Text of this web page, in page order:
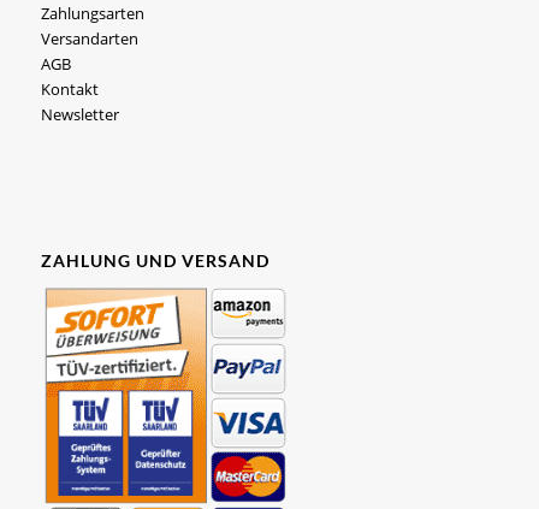
Zahlungsarten
Versandarten
AGB
Kontakt
Newsletter
ZAHLUNG UND VERSAND